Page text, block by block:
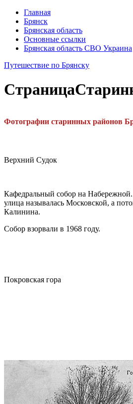
Главная
Брянск
Брянская область
Основные ссылки
Брянская область СВО Украина
Путешествие по Брянску
Страница
Фотографии старинных районов
Верхний Судок
Кафедральный собор на
улица называлась Московской, а
Калинина.
Собор взорвали в 1968 году.
Покровская гора